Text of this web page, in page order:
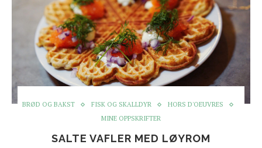
BRØD OG BAKST FISK OG SKALLDYR
HORS D'OEUVRES
MINE OPPSKRIFTER
SALTE VAFLER MED LØYROM